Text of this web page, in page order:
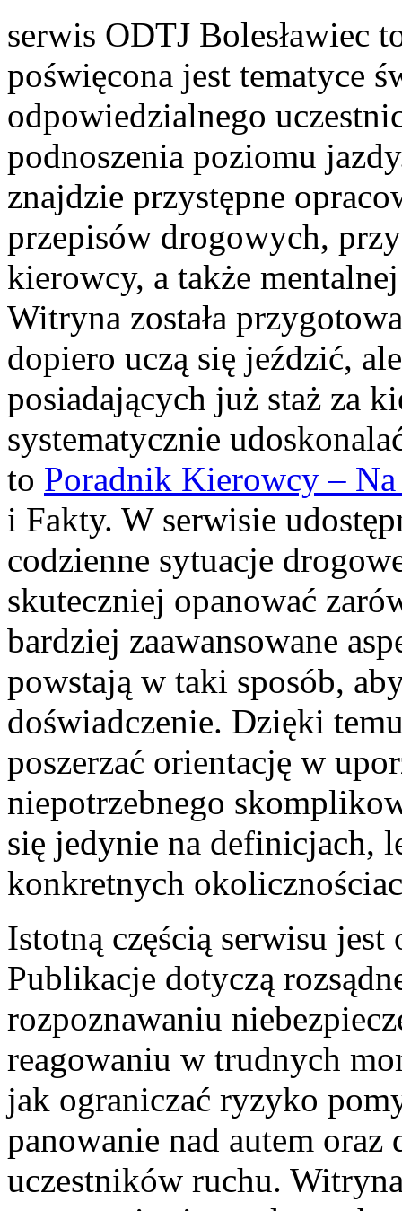
serwis ODTJ Bolesławiec
poświęcona jest tematyce
odpowiedzialnego
podnoszenia poziomu
znajdzie przystępne
przepisów drogowych,
kierowcy, a także
Witryna została
dopiero uczą się jeździć,
posiadających już staż za
systematycznie
to Poradnik Kierowcy –
i Fakty. W serwisie
codzienne sytuacje
skuteczniej opanować
bardziej zaawansowane
powstają w taki sposób,
doświadczenie. Dzięki
poszerzać orientację w
niepotrzebnego
się jedynie na definicjach,
konkretnych
Istotną częścią serwisu jest
Publikacje dotyczą
rozpoznawaniu
reagowaniu w trudnych
jak ograniczać ryzyko
panowanie nad autem
uczestników ruchu.